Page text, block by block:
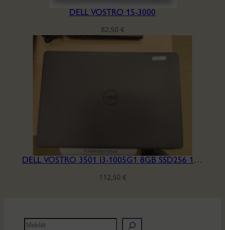
DELL VOSTRO 15-3000
82,50 €
DELL VOSTRO 3501 I3-1005G1 8GB SSD256 15.6′ H6HQLB3
112,50 €
M